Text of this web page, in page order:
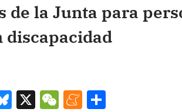
de la Junta para
discapacidad
Bl X
W M